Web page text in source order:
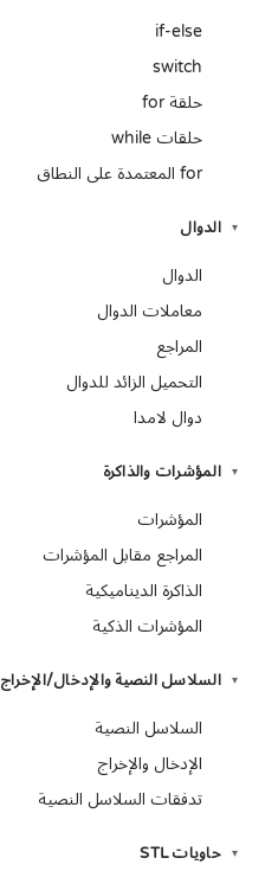
if-else
switch
حلقة for
حلقات while
for المعتمدة على النطاق
▾ الدوال
الدوال
معاملات الدوال
المراجع
التحميل الزائد للدوال
دوال لامدا
▾ المؤشرات والذاكرة
المؤشرات
المراجع مقابل المؤشرات
الذاكرة الديناميكية
المؤشرات الذكية
▾ السلاسل النصية والإدخال/الإخراج
السلاسل النصية
الإدخال والإخراج
تدفقات السلاسل النصية
▾ حاويات STL